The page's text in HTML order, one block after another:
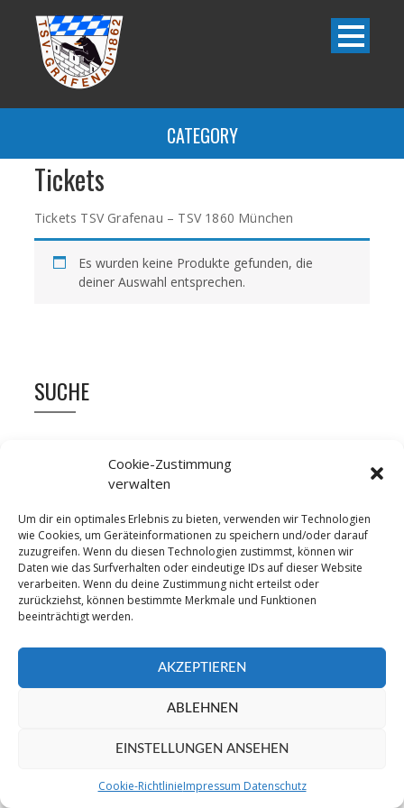
Cookie-Zustimmung
verwalten
Um dir ein optimales Erlebnis zu bieten, verwenden wir Technologien
wie Cookies, um Geräteinformationen zu speichern und/oder darauf
zuzugreifen. Wenn du diesen Technologien zustimmst, können wir
Daten wie das Surfverhalten oder eindeutige IDs auf dieser Website
verarbeiten. Wenn du deine Zustimmung nicht erteilst oder
zurückziehst, können bestimmte Merkmale und Funktionen
beeinträchtigt werden.
AKZEPTIEREN
ABLEHNEN
EINSTELLUNGEN ANSEHEN
Cookie-RichtlinieImpressum Datenschutz
CATEGORY
Tickets
Tickets TSV Grafenau – TSV 1860 München
Es wurden keine Produkte gefunden, die
deiner Auswahl entsprechen.
SUCHE
©2016 TSV Grafenau - Sparte Fußball. All Right
Reserved